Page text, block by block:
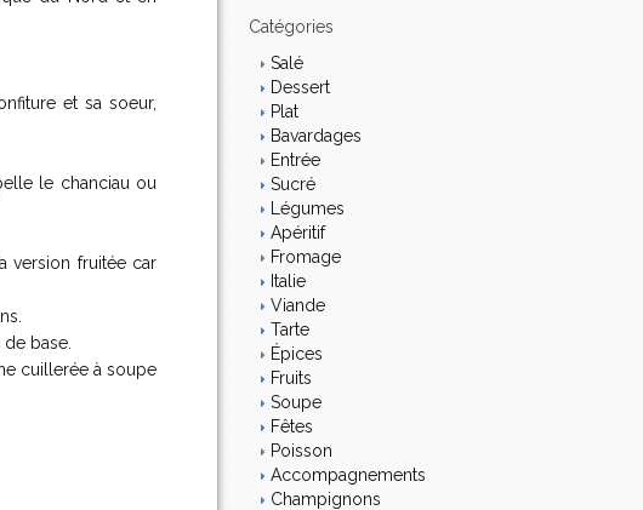
et sa soeur,
le chanciau ou
version fruitée car
base.
cuillerée à soupe
i Catégories
Salé
Dessert
Plat
Bavardages
Entrée
Sucré
Légumes
Apéritif
Fromage
Italie
Viande
Tarte
Épices
Fruits
Soupe
Fêtes
Poisson
Accompagnements
Champignons